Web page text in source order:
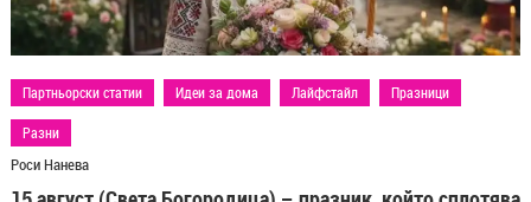
Партньорски статии Идеи за дома Лайфстайл Празници
Разни
Роси Нанева